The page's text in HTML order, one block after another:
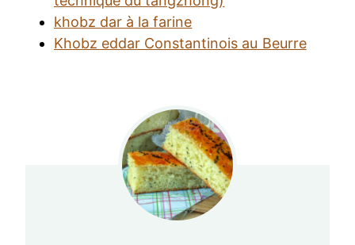
khobz dar à la farine
Khobz eddar Constantinois au Beurre